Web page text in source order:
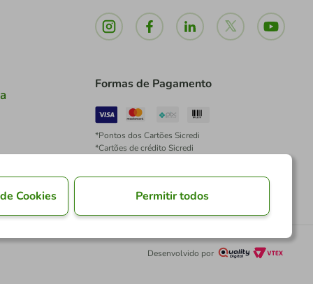
Formas de Pagamento
*Pontos dos Cartões Sicredi
*Cartões de crédito Sicredi
Desenvolvido por
Cookies Permitir todos